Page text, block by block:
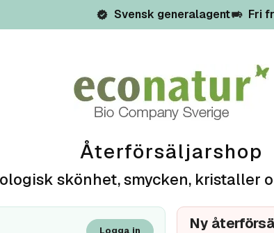
Svensk generalagent Fri
Återförsäljarshop
skönhet, smycken, kristaller
Logga in Ny